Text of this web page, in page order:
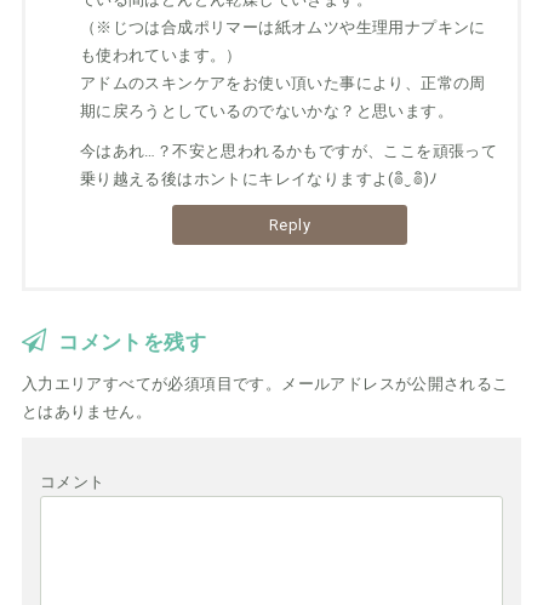
（※じつは合成ポリマーは紙オムツや生理用ナプキンに
も使われています。）
アドムのスキンケアをお使い頂いた事により、正常の周
期に戻ろうとしているのでないかな？と思います。
今はあれ…？不安と思われるかもですが、ここを頑張って
乗り越える後はホントにキレイなりますよ(๏ิ‿๏ิ)ﾉ
Reply
コメントを残す
入力エリアすべてが必須項目です。メールアドレスが公開されるこ
とはありません。
コメント